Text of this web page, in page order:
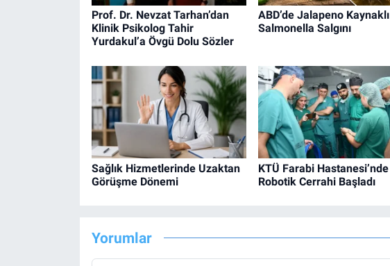
Prof. Dr. Nevzat Tarhan’dan
Klinik Psikolog Tahir
Yurdakul’a Övgü Dolu Sözler
ABD’de Jalapeno Kaynaklı
Salmonella Salgını
Sağlık Hizmetlerinde Uzaktan
Görüşme Dönemi
KTÜ Farabi Hastanesi’nde
Robotik Cerrahi Başladı
Yorumlar